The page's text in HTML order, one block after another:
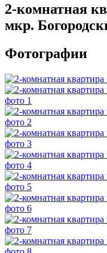
2-комнатная
мкр.
Фотографии